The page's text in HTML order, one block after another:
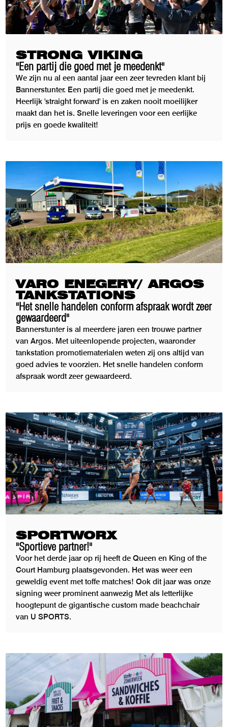
STRONG VIKING
"Een partij die goed met je meedenkt"
We zijn nu al een aantal jaar een zeer tevreden klant bij
Bannerstunter. Een partij die goed met je meedenkt.
Heerlijk 'straight forward' is en zaken nooit moeilijker
maakt dan het is. Snelle leveringen voor een eerlijke
prijs en goede kwaliteit!
VARO ENEGERY/ ARGOS
TANKSTATIONS
"Het snelle handelen conform afspraak wordt zeer
gewaardeerd"
Bannerstunter is al meerdere jaren een trouwe partner
van Argos. Met uiteenlopende projecten, waaronder
tankstation promotiematerialen weten zij ons altijd van
goed advies te voorzien. Het snelle handelen conform
afspraak wordt zeer gewaardeerd.
SPORTWORX
"Sportieve partner!"
Voor het derde jaar op rij heeft de Queen en King of the
Court Hamburg plaatsgevonden. Het was weer een
geweldig event met toffe matches! Ook dit jaar was onze
signing weer prominent aanwezig Met als letterlijke
hoogtepunt de gigantische custom made beachchair
van U SPORTS.